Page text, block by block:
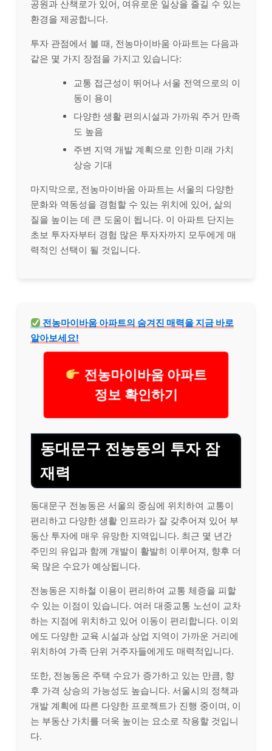
공원과 산책로가 있어, 여유로운 일상을 즐길 수 있는
환경을 제공합니다.
투자 관점에서 볼 때, 전농마이바움 아파트는 다음과
같은 몇 가지 장점을 가지고 있습니다:
교통 접근성이 뛰어나 서울 전역으로의 이
동이 용이
다양한 생활 편의시설과 가까워 주거 만족
도 높음
주변 지역 개발 계획으로 인한 미래 가치
상승 기대
마지막으로, 전농마이바움 아파트는 서울의 다양한
문화와 역동성을 경험할 수 있는 위치에 있어, 삶의
질을 높이는 데 큰 도움이 됩니다. 이 아파트 단지는
초보 투자자부터 경험 많은 투자자까지 모두에게 매
력적인 선택이 될 것입니다.
전농마이바움 아파트의 숨겨진 매력을 지금 바로
알아보세요!
전농마이바움 아파트
정보 확인하기
동대문구 전농동의 투자 잠
재력
동대문구 전농동은 서울의 중심에 위치하여 교통이
편리하고 다양한 생활 인프라가 잘 갖추어져 있어 부
동산 투자에 매우 유망한 지역입니다. 최근 몇 년간
주민의 유입과 함께 개발이 활발히 이루어져, 향후 더
욱 많은 수요가 예상됩니다.
전농동은 지하철 이용이 편리하여 교통 체증을 피할
수 있는 이점이 있습니다. 여러 대중교통 노선이 교차
하는 지점에 위치하고 있어 이동이 편리합니다. 이외
에도 다양한 교육 시설과 상업 지역이 가까운 거리에
위치하여 가족 단위 거주자들에게도 매력적입니다.
또한, 전농동은 주택 수요가 증가하고 있는 만큼, 향
후 가격 상승의 가능성도 높습니다. 서울시의 정책과
개발 계획에 따른 다양한 프로젝트가 진행 중이며, 이
는 부동산 가치를 더욱 높이는 요소로 작용할 것입니
다.